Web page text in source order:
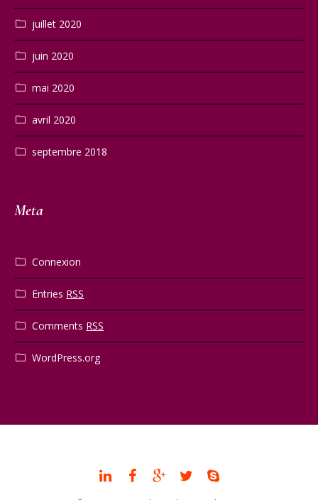
juillet 2020
juin 2020
mai 2020
avril 2020
septembre 2018
Meta
Connexion
Entries RSS
Comments RSS
WordPress.org